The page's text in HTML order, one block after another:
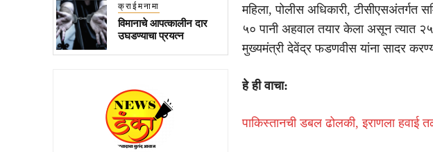
क्राईमनामा
विमानाचे आपत्कालीन दार
उघडण्याचा प्रयत्न
महिला, पोलीस अधिकारी, टीसीएसअंतर्गत
५० पानी अहवाल तयार केला असून त्यात
मुख्यमंत्रीदेवेंद्र फडणवीसयांना सादर
हे ही वाचा:
पाकिस्तानची डबल ढोलकी, इराणला हवाई